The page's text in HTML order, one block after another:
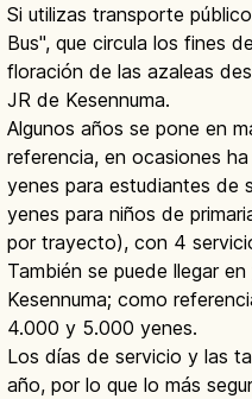
Si utilizas transporte
Bus", que circula los fines
floración de las azaleas
JR de Kesennuma.
Algunos años se pone en
referencia, en ocasiones
yenes para estudiantes de
yenes para niños de
por trayecto), con 4
También se puede llegar en
Kesennuma; como
4.000 y 5.000 yenes.
Los días de servicio y las
año, por lo que lo más